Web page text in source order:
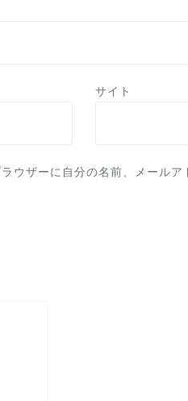
サイト
ウザーに自分の名前、メールア